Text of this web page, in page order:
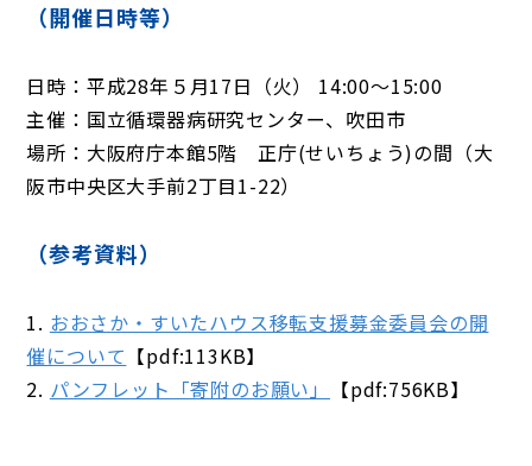
（開催日時等）
日時：平成28年５月17日（火） 14:00～15:00
主催：国立循環器病研究センター、吹田市
場所：大阪府庁本館5階 正庁(せいちょう)の間（大
阪市中央区大手前2丁目1-22）
（参考資料）
1. おおさか・すいたハウス移転支援募金委員会の開
催について 【pdf:113KB】
2. パンフレット「寄附のお願い」 【pdf:756KB】